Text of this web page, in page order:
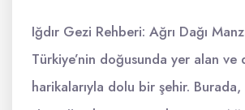
Iğdır Gezi Rehberi: Ağrı Dağı
Türkiye’nin doğusunda yer alan ve
harikalarıyla dolu bir şehir.